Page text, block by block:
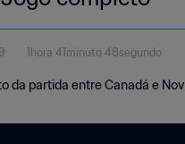
1hora 41minuto 48segundo
da partida entre Canadá e